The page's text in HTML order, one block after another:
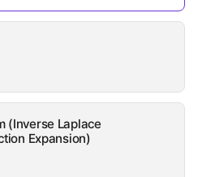
(Inverse Laplace
Expansion)